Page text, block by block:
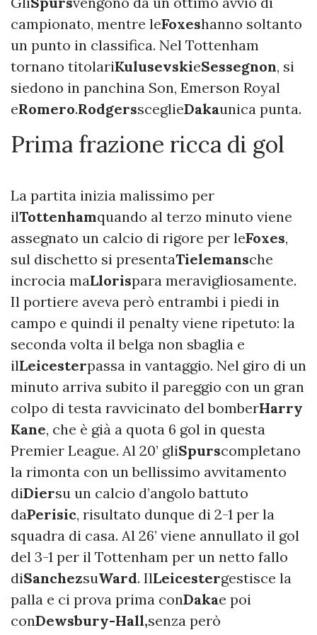
campionato, mentre leFoxeshanno soltanto
un punto in classifica. Nel Tottenham
tornano titolariKulusevskieSessegnon, si
siedono in panchina Son, Emerson Royal
eRomero.RodgerssceglieDakaunica punta.
Prima frazione ricca di gol
La partita inizia malissimo per
ilTottenhamquando al terzo minuto viene
assegnato un calcio di rigore per leFoxes,
sul dischetto si presentaTielemansche
incrocia maLlorispara meravigliosamente.
Il portiere aveva però entrambi i piedi in
campo e quindi il penalty viene ripetuto: la
seconda volta il belga non sbaglia e
ilLeicesterpassa in vantaggio. Nel giro di un
minuto arriva subito il pareggio con un gran
colpo di testa ravvicinato del bomberHarry
Kane, che è già a quota 6 gol in questa
Premier League. Al 20’ gliSpurscompletano
la rimonta con un bellissimo avvitamento
diDiersu un calcio d’angolo battuto
daPerisic, risultato dunque di 2-1 per la
squadra di casa. Al 26’ viene annullato il gol
del 3-1 per il Tottenham per un netto fallo
diSanchezsuWard. IlLeicestergestisce la
palla e ci prova prima conDakae poi
conDewsbury-Hall,senza però